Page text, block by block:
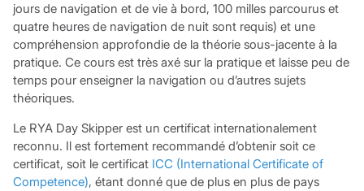
jours de navigation et de vie à bord, 100 milles parcourus et
quatre heures de navigation de nuit sont requis) et une
compréhension approfondie de la théorie sous-jacente à la
pratique. Ce cours est très axé sur la pratique et laisse peu de
temps pour enseigner la navigation ou d’autres sujets
théoriques.
Le RYA Day Skipper est un certificat internationalement
reconnu. Il est fortement recommandé d’obtenir soit ce
certificat, soit le certificat ICC (International Certificate of
Competence), étant donné que de plus en plus de pays